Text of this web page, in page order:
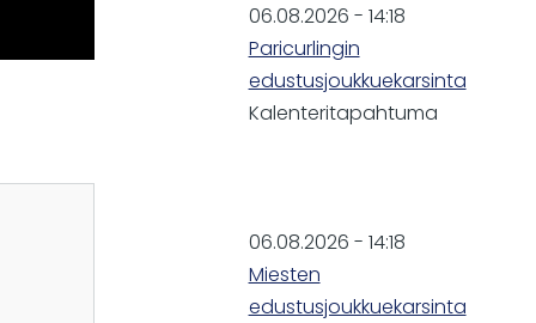
06.08.2026 - 14:18
Paricurlingin
edustusjoukkuekarsinta
Kalenteritapahtuma
06.08.2026 - 14:18
Miesten
edustusjoukkuekarsinta